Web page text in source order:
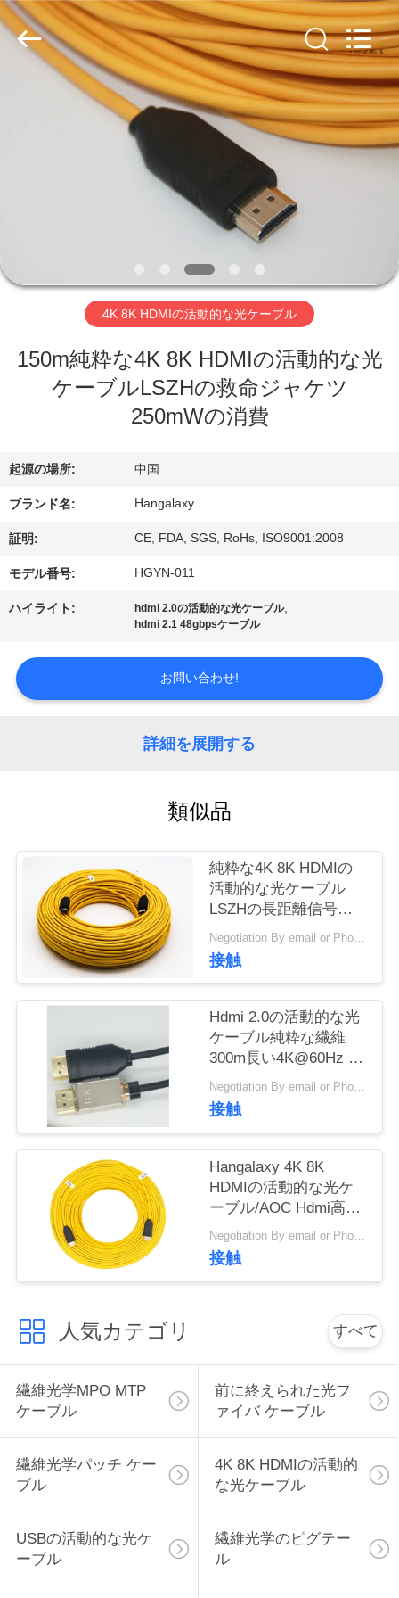
ク
ビ
私
達
に
つ
て
行
管
に
な
さ
い
引
用
を
要
求
Copyright
©
2020
Shenzhen
4K 8K HDMIの活動的な光ケーブル
150m純粋な4K 8K HDMIの活動的な光
ケーブルLSZHの救命ジャケツ
250mWの消費
起源の場所: 中国
ブランド名: Hangalaxy
証明: CE, FDA, SGS, RoHs, ISO9001:2008
モデル番号: HGYN-011
ハイライト: hdmi 2.0の活動的な光ケーブル,
hdmi 2.1 48gbpsケーブル
お問い合わせ!
詳細を展開する
類似品
純粋な4K 8K HDMIの
活動的な光ケーブル
LSZHの長距離信号伝
達
Negotiation By email or Phone Call MOQ:MOQの発言は10pcsです
接触
Hdmi 2.0の活動的な光
ケーブル純粋な繊維
300m長い4K@60Hz 4
4 4 18Gbps
Negotiation By email or Phone Call MOQ:MOQの発言は10pcsです
接触
Hangalaxy 4K 8K
HDMIの活動的な光ケ
ーブル/AOC Hdmi高速
ケーブル4k
Negotiation By email or Phone Call MOQ:MOQの発言は10pcsです
接触
人気カテゴリ すべて
繊維光学MPO MTP
ケーブル
前に終えられた光フ
ァイバ ケーブル
繊維光学パッチ ケー
ブル
4K 8K HDMIの活動的
な光ケーブル
USBの活動的な光ケ
ーブル
繊維光学のピグテー
ル